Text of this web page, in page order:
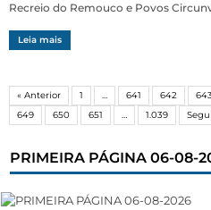
Recreio do Remouco e Povos
Leia mais
« Anterior 1 … 641 642 643
649
650 651 … 1.039
PRIMEIRA PÁGINA 06-08-